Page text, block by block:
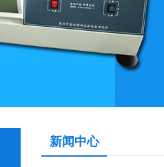
新闻中心